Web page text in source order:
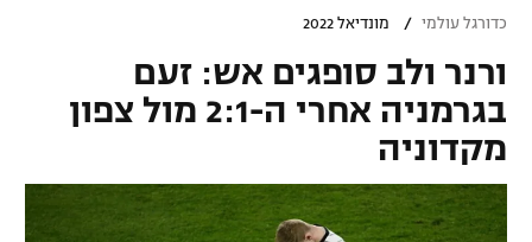
גביע הטוטו
ליגיונרים
גביע המדינה
ליגת האלופות
ליגה אירופית
ליגה אנגלית
כדורסל ישראלי
ליגת ווינר סל
ליגה לאומית
כדורסל עולמי
NBA
כדורגל עולמי / מונדיאל 2022
ורנר ולב סופגים אש: זעם
בגרמניה אחרי ה-2:1 מול צפון
מקדוניה